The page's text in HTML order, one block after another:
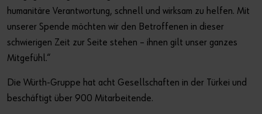
humanitäre Verantwortung, schnell und wirksam zu helfen. Mit
unserer Spende möchten wir den Betroffenen in dieser
schwierigen Zeit zur Seite stehen – ihnen gilt unser ganzes
Mitgefühl.“
Die Würth-Gruppe hat acht Gesellschaften in der Türkei und
beschäftigt über 900 Mitarbeitende.